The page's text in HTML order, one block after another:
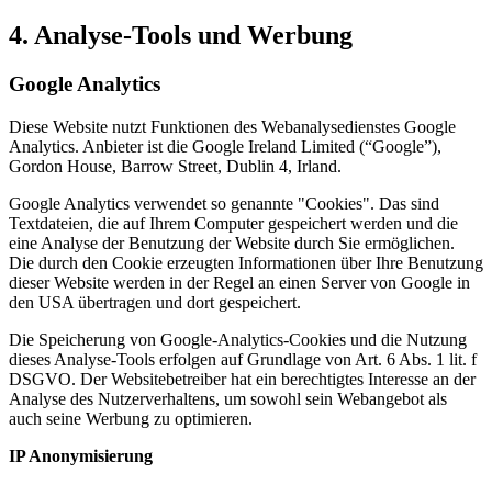
4. Analyse-Tools und Werbung
Google Analytics
Diese Website nutzt Funktionen des Webanalysedienstes Google
Analytics. Anbieter ist die Google Ireland Limited (“Google”),
Gordon House, Barrow Street, Dublin 4, Irland.
Google Analytics verwendet so genannte "Cookies". Das sind
Textdateien, die auf Ihrem Computer gespeichert werden und die
eine Analyse der Benutzung der Website durch Sie ermöglichen.
Die durch den Cookie erzeugten Informationen über Ihre Benutzung
dieser Website werden in der Regel an einen Server von Google in
den USA übertragen und dort gespeichert.
Die Speicherung von Google-Analytics-Cookies und die Nutzung
dieses Analyse-Tools erfolgen auf Grundlage von Art. 6 Abs. 1 lit. f
DSGVO. Der Websitebetreiber hat ein berechtigtes Interesse an der
Analyse des Nutzerverhaltens, um sowohl sein Webangebot als
auch seine Werbung zu optimieren.
IP Anonymisierung